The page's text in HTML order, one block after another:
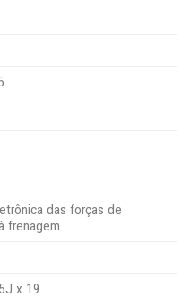
das forças de
frenagem
x 19